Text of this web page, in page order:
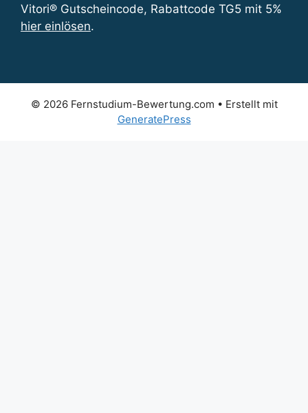
Vitori® Gutscheincode, Rabattcode TG5 mit 5%
hier einlösen.
© 2026 Fernstudium-Bewertung.com • Erstellt mit
GeneratePress